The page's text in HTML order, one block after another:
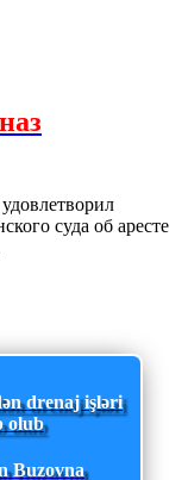
суда об аресте
drenaj işləri
olub
Buzovna